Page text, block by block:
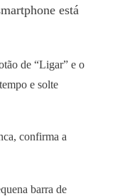
está
de “Ligar” e o
e solte
confirma a
barra de